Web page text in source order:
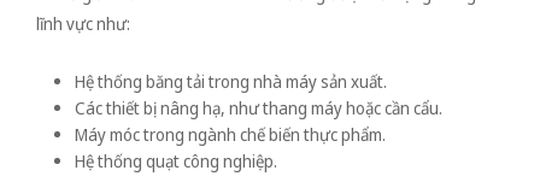
lĩnh vực như:
Hệ thống băng tải trong nhà máy sản xuất.
Các thiết bị nâng hạ, như thang máy hoặc cần cẩu.
Máy móc trong ngành chế biến thực phẩm.
Hệ thống quạt công nghiệp.